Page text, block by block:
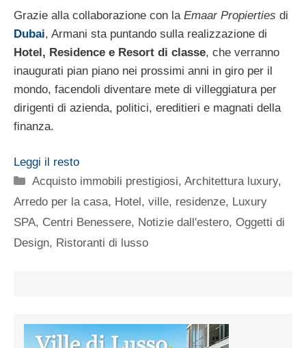
Grazie alla collaborazione con la Emaar Propierties di
Dubai, Armani sta puntando sulla realizzazione di
Hotel, Residence e Resort di classe, che verranno
inaugurati pian piano nei prossimi anni in giro per il
mondo, facendoli diventare mete di villeggiatura per
dirigenti di azienda, politici, ereditieri e magnati della
finanza.
Leggi il resto
Categorie
Acquisto immobili prestigiosi,Architettura luxury,
Arredo per la casa, Hotel, ville, residenze, Luxury
SPA, Centri Benessere, Notizie dall'estero, Oggetti di
Design, Ristoranti di lusso